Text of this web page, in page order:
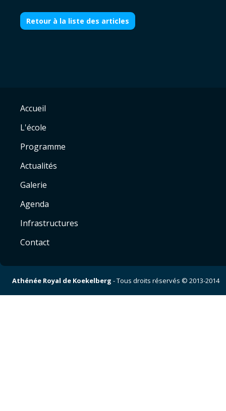
Retour à la liste des articles
Accueil
L'école
Programme
Actualités
Galerie
Agenda
Infrastructures
Contact
Athénée Royal de Koekelberg - Tous droits réservés © 2013-2014